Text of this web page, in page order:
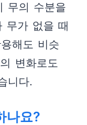
무의 수분을
무가 없을 때
해도 비슷
변화로도
니다.
나요?